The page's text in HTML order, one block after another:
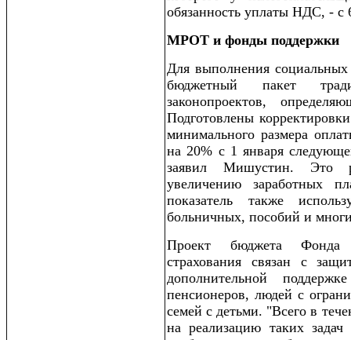
обязанность уплаты НДС, - с
МРОТ и фонды поддержки
Для выполнения социальных
бюджетный пакет
законопроектов,
Подготовлены
минимального размера
на 20% с 1 января
заявил Мишустин. Это
увеличению заработных
показатель также
больничных, пособий и
Проект бюджета Фонда
страхования связан с
дополнительной
пенсионеров, людей с
семей с детьми. "Всего в
на реализацию таких